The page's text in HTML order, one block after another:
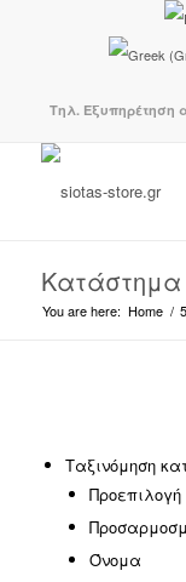
Τηλ. Εξυπηρέτηση
Κατάστημα
You are here: Home /
Κατηγορίες
BOHO CHIC
EASTER
HOT DEALS
Ταξινόμηση
Προεπιλογή
Όνομα